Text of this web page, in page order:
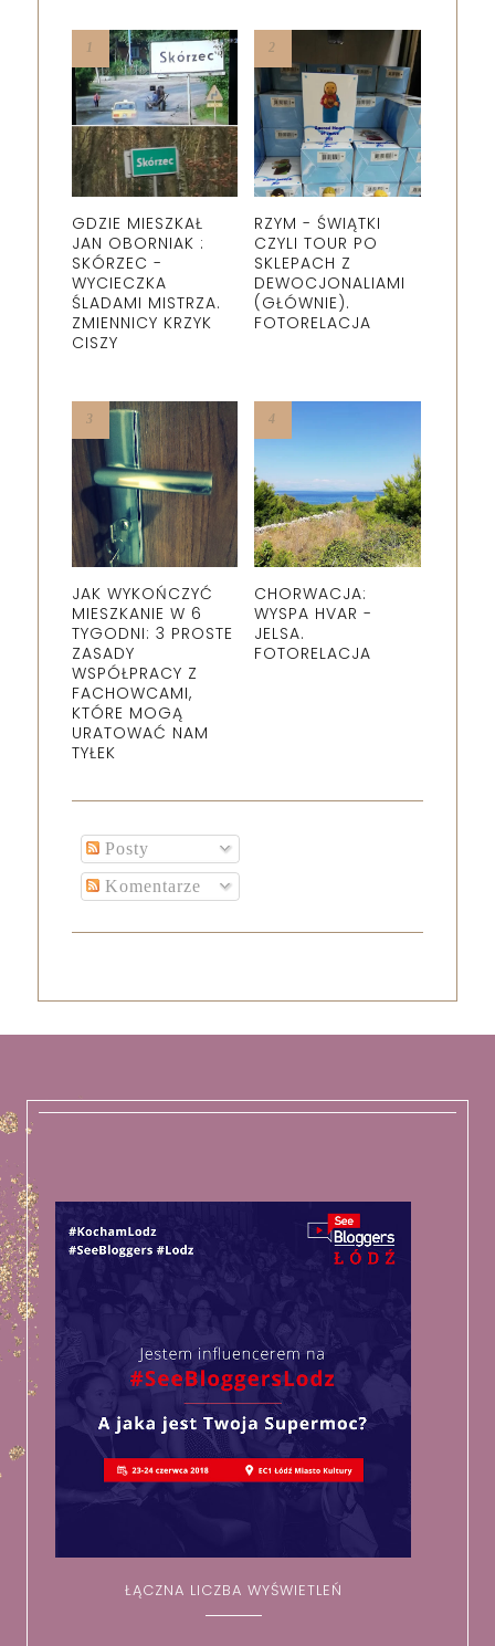
GDZIE MIESZKAŁ
JAN OBORNIAK :
SKÓRZEC -
WYCIECZKA
ŚLADAMI MISTRZA.
ZMIENNICY KRZYK
CISZY
RZYM - ŚWIĄTKI
CZYLI TOUR PO
SKLEPACH Z
DEWOCJONALIAMI
(GŁÓWNIE).
FOTORELACJA
JAK WYKOŃCZYĆ
MIESZKANIE W 6
TYGODNI: 3 PROSTE
ZASADY
WSPÓŁPRACY Z
FACHOWCAMI,
KTÓRE MOGĄ
URATOWAĆ NAM
TYŁEK
CHORWACJA:
WYSPA HVAR -
JELSA.
FOTORELACJA
Posty
Komentarze
ŁĄCZNA LICZBA WYŚWIETLEŃ